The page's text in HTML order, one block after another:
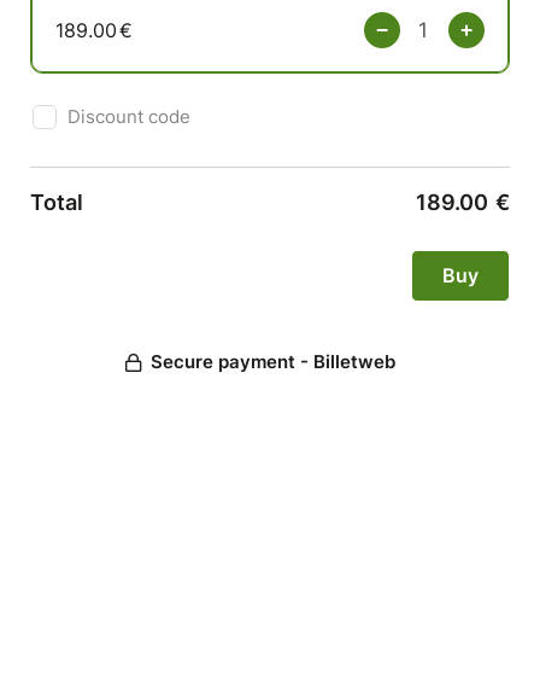
189.00€
Discount code
Total 189.00 €
Secure payment - Billetweb